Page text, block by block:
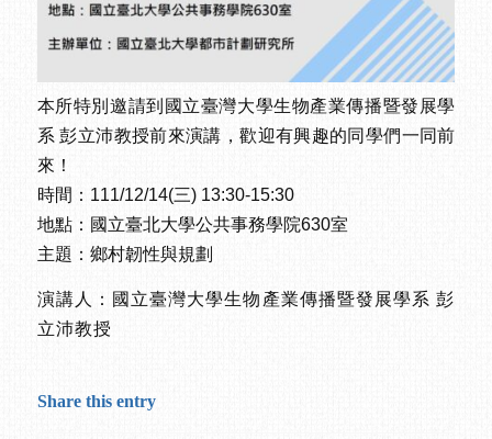
本所特別邀請到國立臺灣大學生物產業傳播暨發展學
系 彭立沛教授前來演講，歡迎有興趣的同學們一同前
來！
時間：111/12/14(三) 13:30-15:30
地點：國立臺北大學公共事務學院630室
主題：鄉村韌性與規劃
演講人：國立臺灣大學生物產業傳播暨發展學系 彭
立沛教授
Share this entry